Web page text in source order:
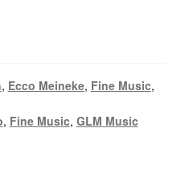
, Ecco Meineke, Fine Music,
, Fine Music, GLM Music